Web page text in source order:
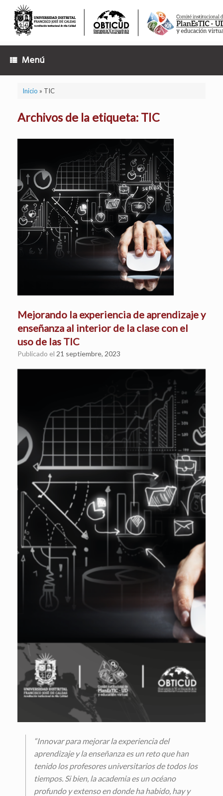
contenido
Menú
Inicio » TIC
Archivos de la etiqueta: TIC
Mejorando la experiencia de aprendizaje y
enseñanza al interior de la clase con el
uso de las TIC
Publicado el 21 septiembre, 2023
“Innovar para mejorar la experiencia del
aprendizaje y la enseñanza es un reto que han
tenido los profesores universitarios de todos los
tiempos. Si bien, la academia es un océano
profundo y extenso en donde ha habido, hay y